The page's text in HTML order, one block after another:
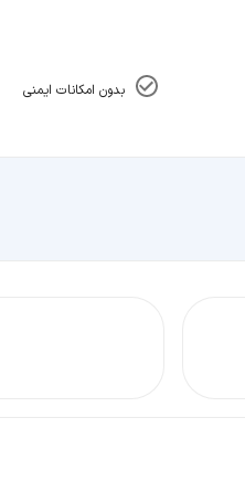
بدون امکانات ایمنی